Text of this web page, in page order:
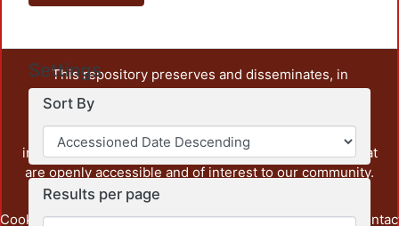
Settings
Sort By
Results per page
This repository preserves and disseminates, in
unrestricted open access, the teaching and research
output of UAM Azcapotzalco. It also includes some
administrative and graphic documents from the
institution, as well as content from other institutions that
are openly accessible and of interest to our community.
Cookie Privacy End User Send